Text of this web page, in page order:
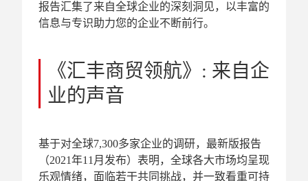
报告汇集了来自全球企业的深刻洞见，以丰富的
信息与专识助力您的企业不断前行。
《汇丰商贸领航》: 来自企
业的声音
基于对全球7,300多家企业的调研，最新版报告
（2021年11月发布）表明，全球各大市场均呈现
乐观情绪，面临若干共同挑战，并一致看重可持